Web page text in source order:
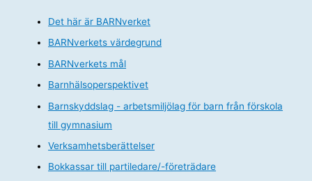
Det här är BARNverket
BARNverkets värdegrund
BARNverkets mål
Barnhälsoperspektivet
Barnskyddslag - arbetsmiljölag för barn från förskola
till gymnasium
Verksamhetsberättelser
Bokkassar till partiledare/-företrädare